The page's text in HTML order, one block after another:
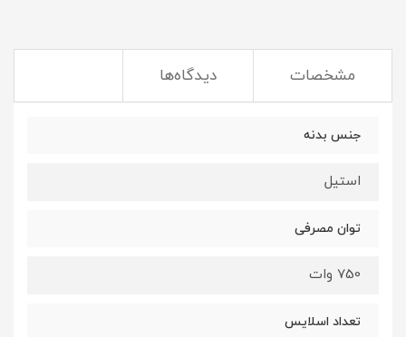
مشخصات دیدگاه‌ها
جنس بدنه
استیل
توان مصرفی
750 وات
تعداد اسلایس